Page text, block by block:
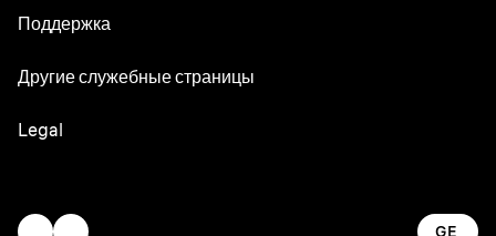
Все части
Поддержка
Руководства по эксплуатации
Другие служебные страницы
Oral-B
Legal
Заявление о доступности
GE